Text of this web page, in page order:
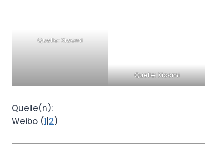
Quelle: Xiaomi
Quelle: Xiaomi
Quelle(n):
Weibo (1|2)